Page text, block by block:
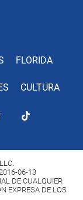
FLORIDA
CULTURA
06-13
DE CUALQUIER
EXPRESA DE LOS